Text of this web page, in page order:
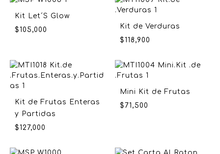
Kit Let´S Glow
$105,000
Kit de Verduras
$118,900
Kit de Frutas Enteras
y Partidas
$127,000
Mini Kit de Frutas
$ 71,500